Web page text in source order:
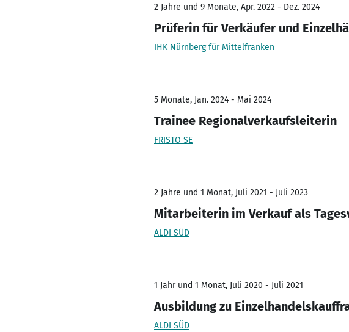
2 Jahre und 9 Monate, Apr. 2022 - Dez. 2024
Prüferin für Verkäufer und
IHK Nürnberg für Mittelfranken
5 Monate, Jan. 2024 - Mai 2024
Trainee Regionalverkaufsleiterin
FRISTO SE
2 Jahre und 1 Monat, Juli 2021 - Juli 2023
Mitarbeiterin im Verkauf als
ALDI SÜD
1 Jahr und 1 Monat, Juli 2020 - Juli 2021
Ausbildung zu
ALDI SÜD